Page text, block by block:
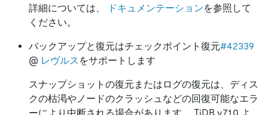
詳細については、 ドキュメンテーションを参照して
ください。
バックアップと復元はチェックポイント復元#42339
@ レヴルス をサポートします
スナップショットの復元またはログの復元は、ディス
クの枯渇やノードのクラッシュなどの回復可能なエラ